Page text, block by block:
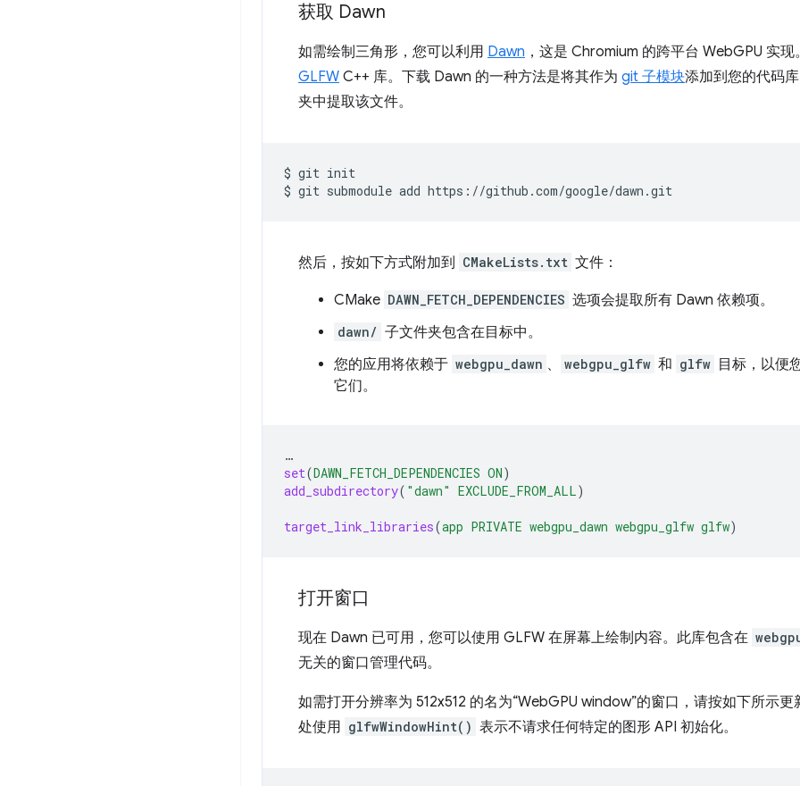
获取 Dawn
如需绘制三角形，您可以利用 Dawn ，这是 Chromium 的跨平台 WebGPU 实
GLFW C++ 库。下载 Dawn 的一种方法是将其作为 git 子模块添加到您的代码
夹中提取该文件。
$ git init
$ git submodule add
然后，按如下方式附加到 CMakeLists.txt 文件：
CMake DAWN_FETCH_DEPENDENCIES 选项会提取所有 Dawn 依赖项。
dawn/ 子文件夹包含在目标中。
您的应用将依赖于 webgpu_dawn 、 webgpu_glfw 和 glfw 目标，以便
它们。
…
set(DAWN_FETCH_DEPENDENCIES ON)
add_subdirectory( "dawn" EXCLUDE_FROM_ALL)
target_link_libraries(app PRIVATE webgpu_dawn webgpu_glfw glfw)
打开窗口
现在 Dawn 已可用，您可以使用 GLFW 在屏幕上绘制内容。此库包含在
无关的窗口管理代码。
如需打开分辨率为 512x512 的名为“WebGPU window”的窗口，请按如下所示
处使用 glfwWindowHint() 表示不请求任何特定的图形 API 初始化。